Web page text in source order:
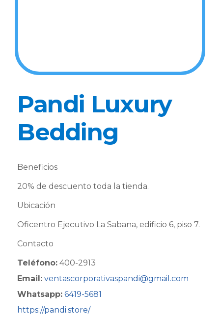
Pandi Luxury
Bedding
Beneficios
20% de descuento toda la tienda.
Ubicación
Oficentro Ejecutivo La Sabana, edificio 6, piso 7.
Contacto
Teléfono: 400-2913
Email: ventascorporativaspandi@gmail.com
Whatsapp: 6419-5681
https://pandi.store/